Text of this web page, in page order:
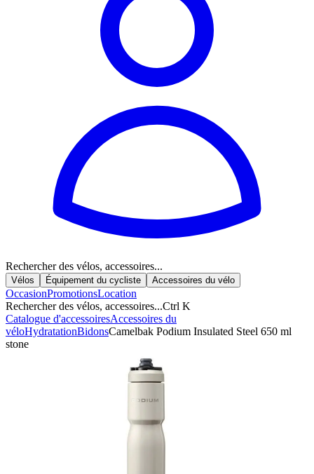
Rechercher des vélos, accessoires...
Vélos Équipement du cycliste Accessoires du vélo
OccasionPromotionsLocation
Rechercher des vélos, accessoires...Ctrl K
Catalogue d'accessoiresAccessoires du
véloHydratationBidonsCamelbak Podium Insulated Steel 650 ml
stone